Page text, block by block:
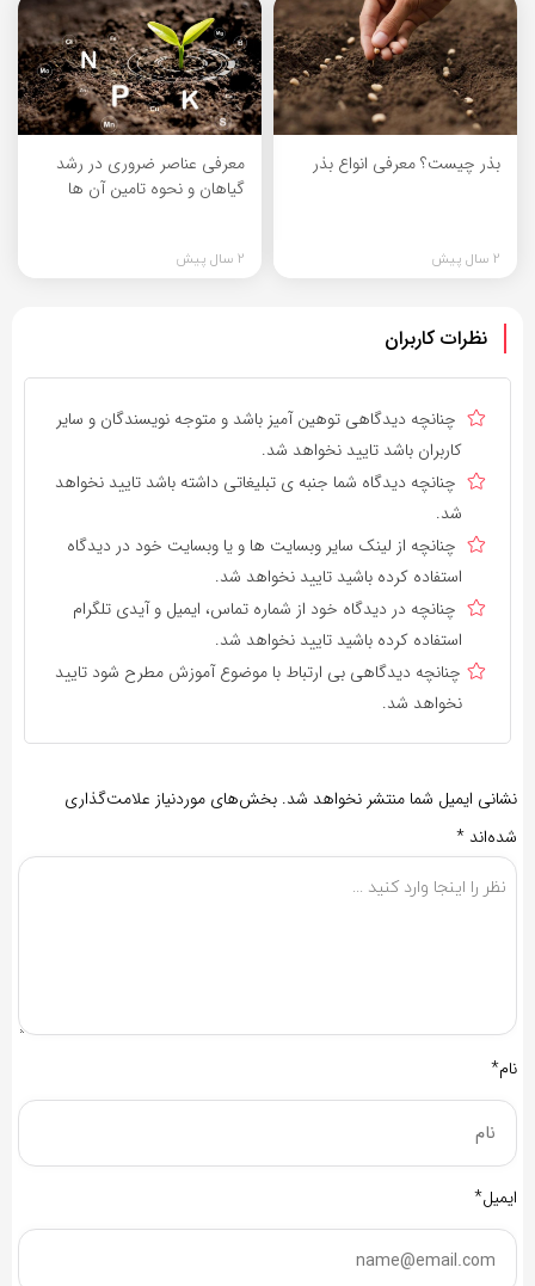
بذر چیست؟ معرفی انواع بذر
2 سال پیش
معرفی عناصر ضروری در رشد
گیاهان و نحوه تامین آن ها
2 سال پیش
نظرات کاربران
چنانچه دیدگاهی توهین آمیز باشد و متوجه نویسندگان و سایر
کاربران باشد تایید نخواهد شد.
چنانچه دیدگاه شما جنبه ی تبلیغاتی داشته باشد تایید نخواهد
شد.
چنانچه از لینک سایر وبسایت ها و یا وبسایت خود در دیدگاه
استفاده کرده باشید تایید نخواهد شد.
چنانچه در دیدگاه خود از شماره تماس، ایمیل و آیدی تلگرام
استفاده کرده باشید تایید نخواهد شد.
چنانچه دیدگاهی بی ارتباط با موضوع آموزش مطرح شود تایید
نخواهد شد.
نشانی ایمیل شما منتشر نخواهد شد. بخش‌های موردنیاز علامت‌گذاری
شده‌اند *
نام*
ایمیل*